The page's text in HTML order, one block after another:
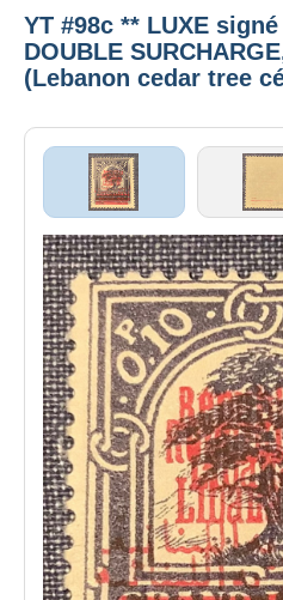
YT #98c ** LUXE
DOUBLE
(Lebanon cedar tree